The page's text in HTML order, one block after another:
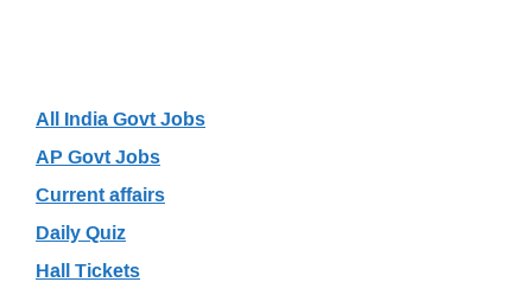
All India Govt Jobs
AP Govt Jobs
Current affairs
Daily Quiz
Hall Tickets